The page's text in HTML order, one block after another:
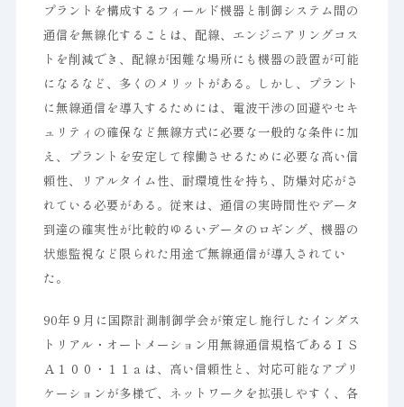
プラントを構成するフィールド機器と制御システム間の
通信を無線化することは、配線、エンジニアリングコス
トを削減でき、配線が困難な場所にも機器の設置が可能
になるなど、多くのメリットがある。しかし、プラント
に無線通信を導入するためには、電波干渉の回避やセキ
ュリティの確保など無線方式に必要な一般的な条件に加
え、プラントを安定して稼働させるために必要な高い信
頼性、リアルタイム性、耐環境性を持ち、防爆対応がさ
れている必要がある。従来は、通信の実時間性やデータ
到達の確実性が比較的ゆるいデータのロギング、機器の
状態監視など限られた用途で無線通信が導入されてい
た。
90年９月に国際計測制御学会が策定し施行したインダス
トリアル・オートメーション用無線通信規格であるＩＳ
Ａ１００・１１ａは、高い信頼性と、対応可能なアプリ
ケーションが多様で、ネットワークを拡張しやすく、各